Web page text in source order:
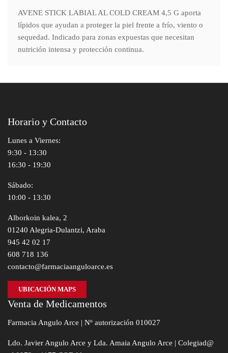
AVENE STICK LABIAL AL COLD CREAM 4,5 G aporta
lípidos que ayudan a proteger la piel frente a frío, viento o
sequedad. Indicado para zonas expuestas que necesitan
nutrición intensa y protección continua.
Horario y Contacto
Lunes a Viernes:
9:30 - 13:30
16:30 - 19:30
Sábado:
10:00 - 13:30
Alborkoin kalea, 2
01240 Alegria-Dulantzi, Araba
945 42 02 17
608 718 136
contacto@farmaciaanguloarce.es
UBICACIÓN MAPS
Venta de Medicamentos
Farmacia Angulo Arce | Nº autorización 010027
Ldo. Javier Angulo Arce y Lda. Amaia Angulo Arce | Colegiad@